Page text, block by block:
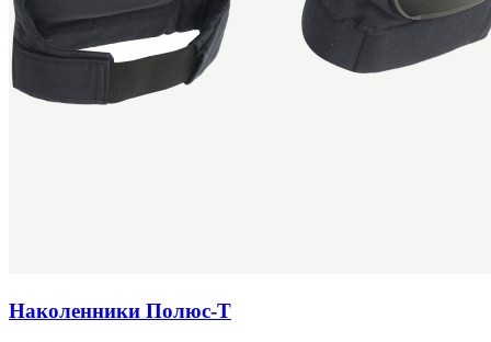
Наколенники Полюс-Т